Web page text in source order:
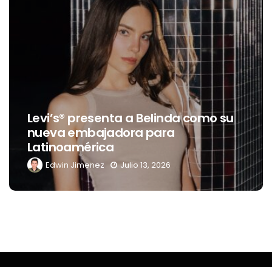
presenta a Belinda como su
embajadora para
Edwin Jimenez Julio 13, 2026
del